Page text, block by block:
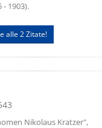
- 1903).
alle 2 Zitate!
Nikolaus Kratzer",